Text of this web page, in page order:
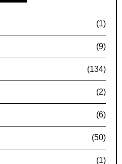
(1)
(9)
(134)
(2)
(6)
(50)
(1)